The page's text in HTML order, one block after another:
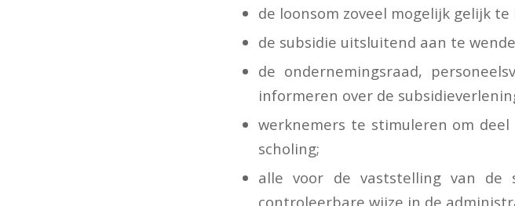
de loonsom zoveel mogelijk gelijk te
de subsidie uitsluitend aan te
de ondernemingsraad,
informeren over de
werknemers te stimuleren om
scholing;
alle voor de vaststelling van de
controleerbare wijze in de